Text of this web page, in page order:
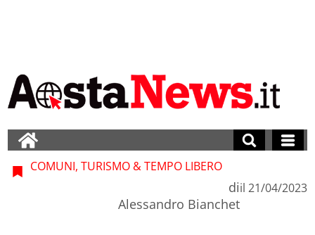
COMUNI, TURISMO & TEMPO LIBERO
di
Alessandro Bianchet
il 21/04/2023